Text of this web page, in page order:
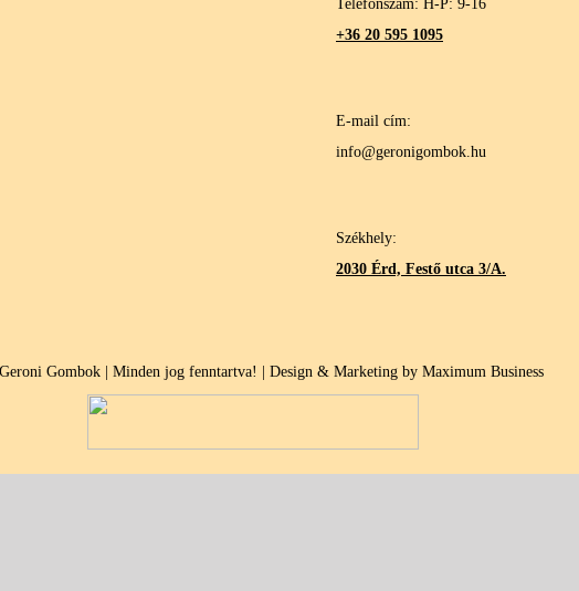
Telefonszám: H-P: 9-16
+36 20 595 1095
E-mail cím:
info@geronigombok.hu
Székhely:
2030 Érd, Festő utca 3/A.
Gombok | Minden jog fenntartva! | Design & Marketing by Maximum Business